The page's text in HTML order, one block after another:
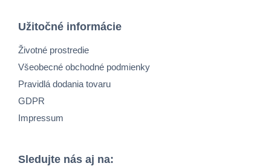
Užitočné informácie
Životné prostredie
Všeobecné obchodné podmienky
Pravidlá dodania tovaru
GDPR
Impressum
Sledujte nás aj na: